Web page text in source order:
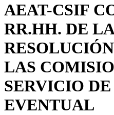
AEAT-CSIF
RR.HH. DE
LAS
SERVICIO
EVENTUAL